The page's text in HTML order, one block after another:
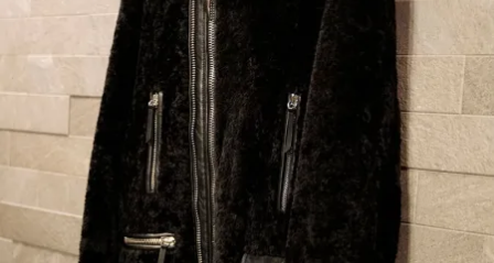
ランド・メ
ンズファッ
ション・コ
レクショ
ン）〜